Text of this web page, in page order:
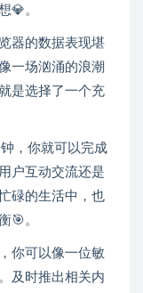
💎。
器的数据表现堪
一场汹涌的浪潮
是选择了一个充
，你就可以完成
户互动交流还是
碌的生活中，也
🎯。
你可以像一位敏
及时推出相关内